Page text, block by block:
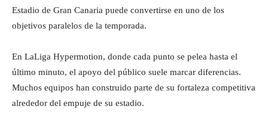
Estadio de Gran Canaria puede convertirse en uno de los
objetivos paralelos de la temporada.
En LaLiga Hypermotion, donde cada punto se pelea hasta el
último minuto, el apoyo del público suele marcar diferencias.
Muchos equipos han construido parte de su fortaleza competitiva
alrededor del empuje de su estadio.